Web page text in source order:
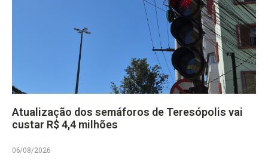
Atualização dos semáforos de Teresópolis vai
custar R$ 4,4 milhões
06/08/2026